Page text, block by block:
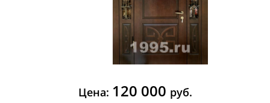
Цена: 120 000 руб.